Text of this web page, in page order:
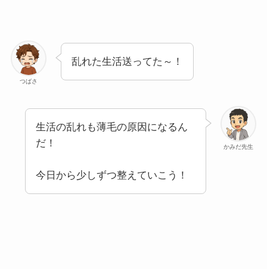
つばさ
乱れた生活送ってた～！
かみだ先生
生活の乱れも薄毛の原因になるん
だ！
今日から少しずつ整えていこう！